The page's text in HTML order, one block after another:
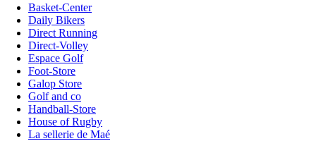
Basket-Center
Daily Bikers
Direct Running
Direct-Volley
Espace Golf
Foot-Store
Galop Store
Golf and co
Handball-Store
House of Rugby
La sellerie de Maé